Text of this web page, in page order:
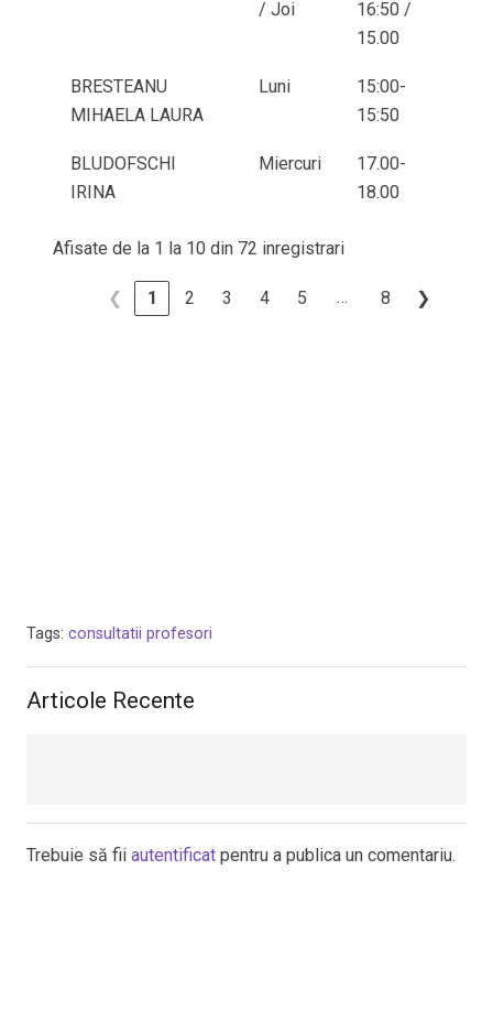
/ Joi
16:50 /
15.00
BRESTEANU
MIHAELA LAURA
Luni
15:00-
15:50
BLUDOFSCHI
IRINA
Miercuri
17.00-
18.00
Afisate de la 1 la 10 din 72 inregistrari
❮ 1 2 3 4 5 … 8 ❯
Tags: consultatii profesori
Articole Recente
Trebuie să fii autentificat pentru a publica un comentariu.